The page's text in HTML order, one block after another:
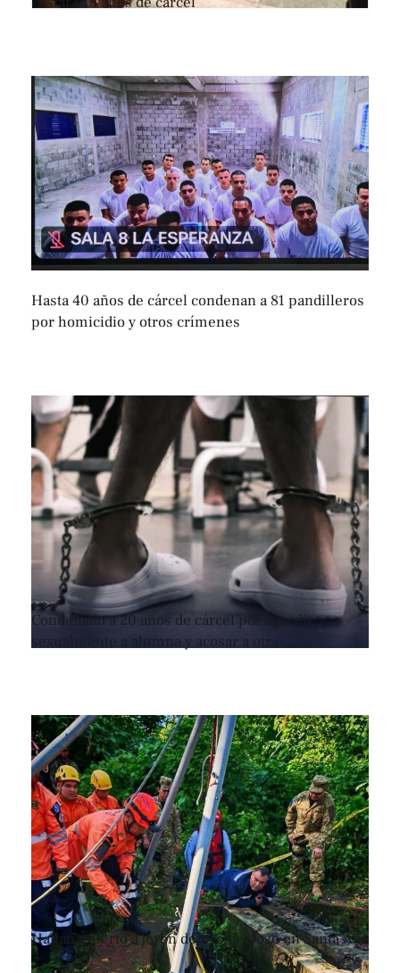
Hasta 40 años de cárcel condenan a 81 pandilleros
por homicidio y otros crímenes
Condenado a 20 años de cárcel por agredir
sexualmente a alumna y acosar a otra
Hallan muerto a joven dentro de pozo en Santa Ana